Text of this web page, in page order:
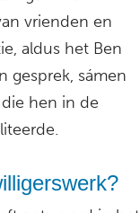
vrienden en
aldus het Ben
gesprek, sámen
hen in de